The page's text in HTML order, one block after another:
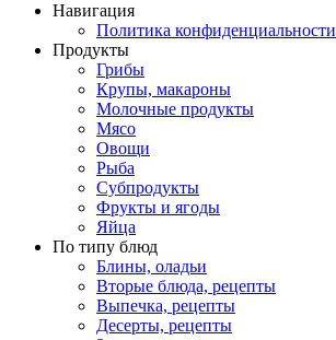
Навигация
Политика конфиденциальности
Продукты
Грибы
Крупы, макароны
Молочные продукты
Мясо
Овощи
Рыба
Субпродукты
Фрукты и ягоды
Яйца
По типу блюд
Блины, оладьи
Вторые блюда, рецепты
Выпечка, рецепты
Десерты, рецепты